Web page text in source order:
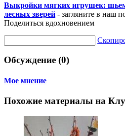
Выкройки мягких игрушек:
лесных зверей - загляните в наш
Поделиться вдохновением
Обсуждение (0)
Мое мнение
Похожие материалы на